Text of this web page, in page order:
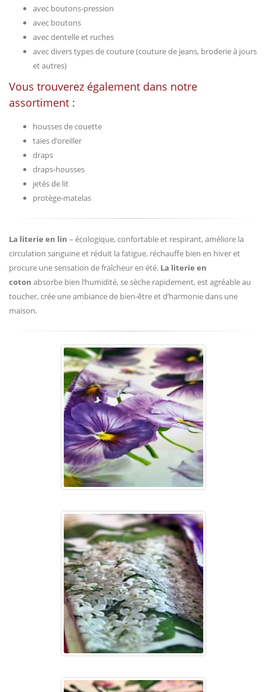
avec boutons-pression
avec boutons
avec dentelle et ruches
avec divers types de couture (couture de jeans, broderie à jours
et autres)
Vous trouverez également dans notre
assortiment :
housses de couette
taies d’oreiller
draps
draps-housses
jetés de lit
protège-matelas
La literie en lin – écologique, confortable et respirant, améliore la
circulation sanguine et réduit la fatigue, réchauffe bien en hiver et
procure une sensation de fraîcheur en été. La literie en
coton absorbe bien l’humidité, se sèche rapidement, est agréable au
toucher, crée une ambiance de bien-être et d’harmonie dans une
maison.